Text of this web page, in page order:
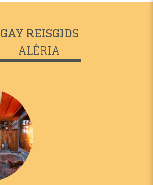
GAY REISGIDS
ALÉRIA